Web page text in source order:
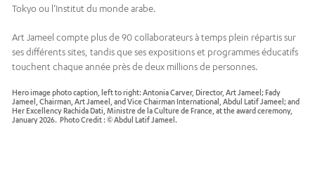
Tokyo ou l’Institut du monde arabe.
Art Jameel compte plus de 90 collaborateurs à temps plein répartis sur
ses différents sites, tandis que ses expositions et programmes éducatifs
touchent chaque année près de deux millions de personnes.
Hero image photo caption, left to right: Antonia Carver, Director, Art Jameel; Fady
Jameel, Chairman, Art Jameel, and Vice Chairman International, Abdul Latif Jameel; and
Her Excellency Rachida Dati, Ministre de la Culture de France, at the award ceremony,
January 2026. Photo Credit : © Abdul Latif Jameel.